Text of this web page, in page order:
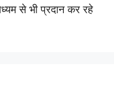
से भी प्रदान कर रहे